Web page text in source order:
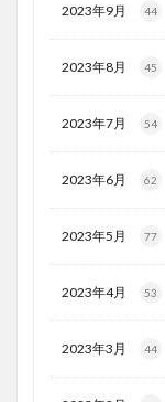
2023年9月 44
2023年8月 45
2023年7月 54
2023年6月 62
2023年5月 77
2023年4月 53
2023年3月 44